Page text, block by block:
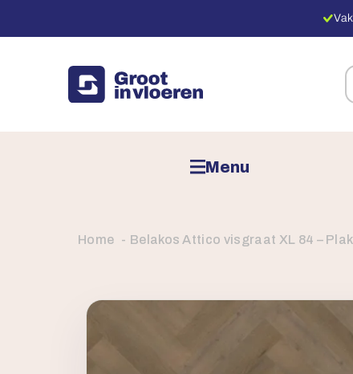
Menu
Home Belakos Attico visgraat XL 84 – Plak